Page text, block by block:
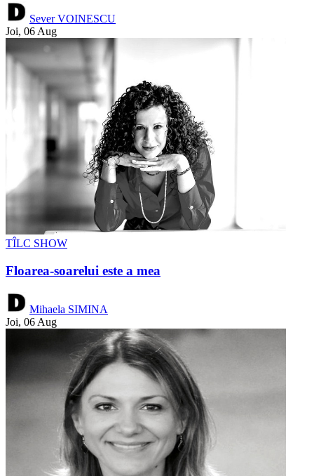
Sever VOINESCU
Joi, 06 Aug
TÎLC SHOW
Floarea-soarelui este a mea
Mihaela SIMINA
Joi, 06 Aug